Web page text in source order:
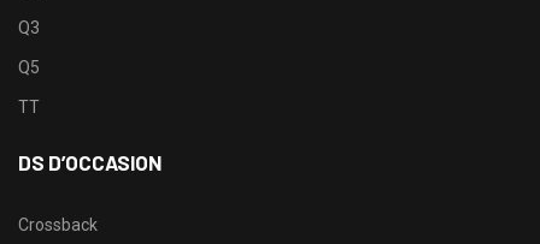
Q3
Q5
TT
DS D’OCCASION
Crossback